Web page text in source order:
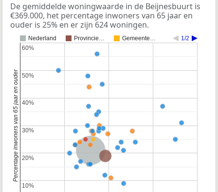
De gemiddelde woningwaarde in de Beijnesbuurt is
€369.000, het percentage inwoners van 65 jaar en
ouder is 25% en er zijn 624 woningen.
Nederland Provincie… Gemeente… 1/2
Nederland
Provincie Noord-Holland
10%
10%
20%
20%
30%
30%
40%
40%
50%
50%
60%
60%
Percentage inwoners van 65 jaar en ouder